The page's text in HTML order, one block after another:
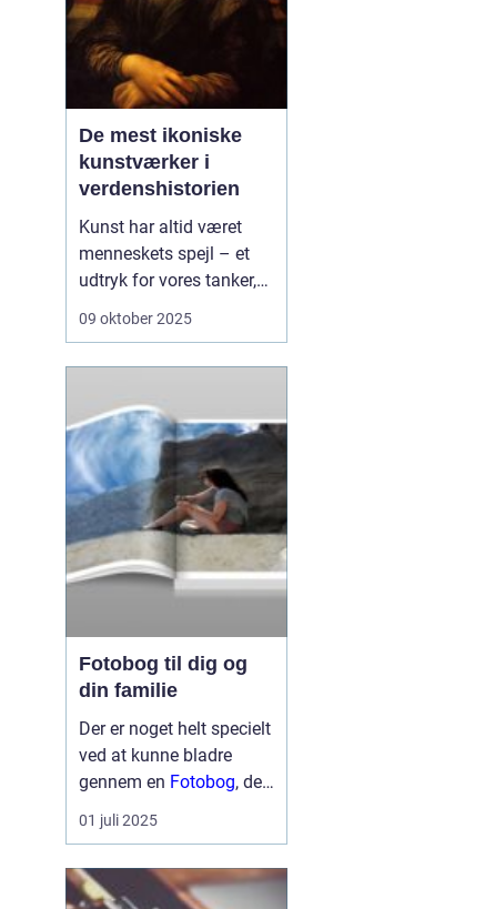
De mest ikoniske
kunstværker i
verdenshistorien
Kunst har altid været
menneskets spejl – et
udtryk for vores tanker,
tro, følelser og drømme.
kunstværker fungeret
som både historiske
dokumenter o...
09 oktober 2025
Fotobog til dig og
din familie
Der er noget helt specielt
ved at kunne bladre
gennem en Fotobog, der
helt bogstaveligt samler
minder i en smuk og
fotobog er ikke blot en
01 juli 2025